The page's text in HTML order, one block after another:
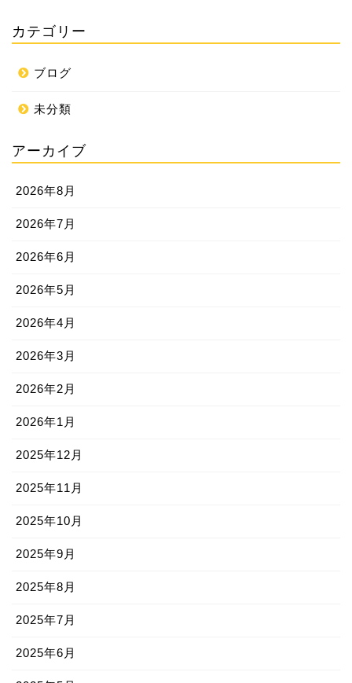
カテゴリー
ブログ
未分類
アーカイブ
2026年8月
2026年7月
2026年6月
2026年5月
2026年4月
2026年3月
2026年2月
2026年1月
2025年12月
2025年11月
2025年10月
2025年9月
2025年8月
2025年7月
2025年6月